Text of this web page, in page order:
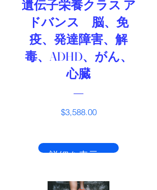
遺伝子栄養クラス ア
ドバンス 脳、免
疫、発達障害、解
毒、ADHD、がん、
心臓
$3,588.00価
詳細を表示する